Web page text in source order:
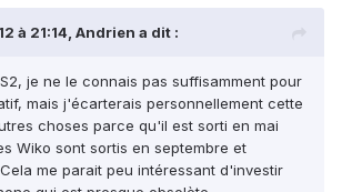
à 21:14, Andrien a dit :
je ne le connais pas suffisamment pour
mais j'écarterais personnellement cette
choses parce qu'il est sorti en mai
Wiko sont sortis en septembre et
me parait peu intéressant d'investir